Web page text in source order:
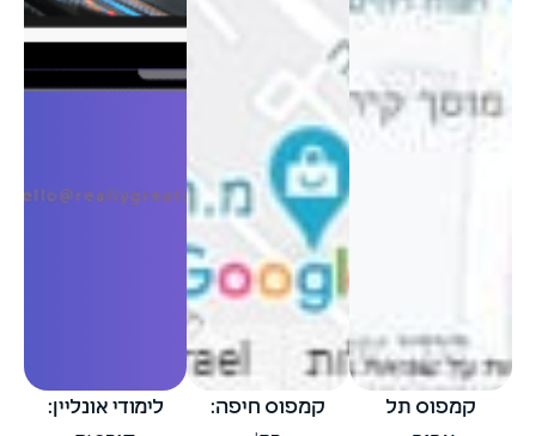
קמפוס תל
קמפוס חיפה: לימודי אונליין: